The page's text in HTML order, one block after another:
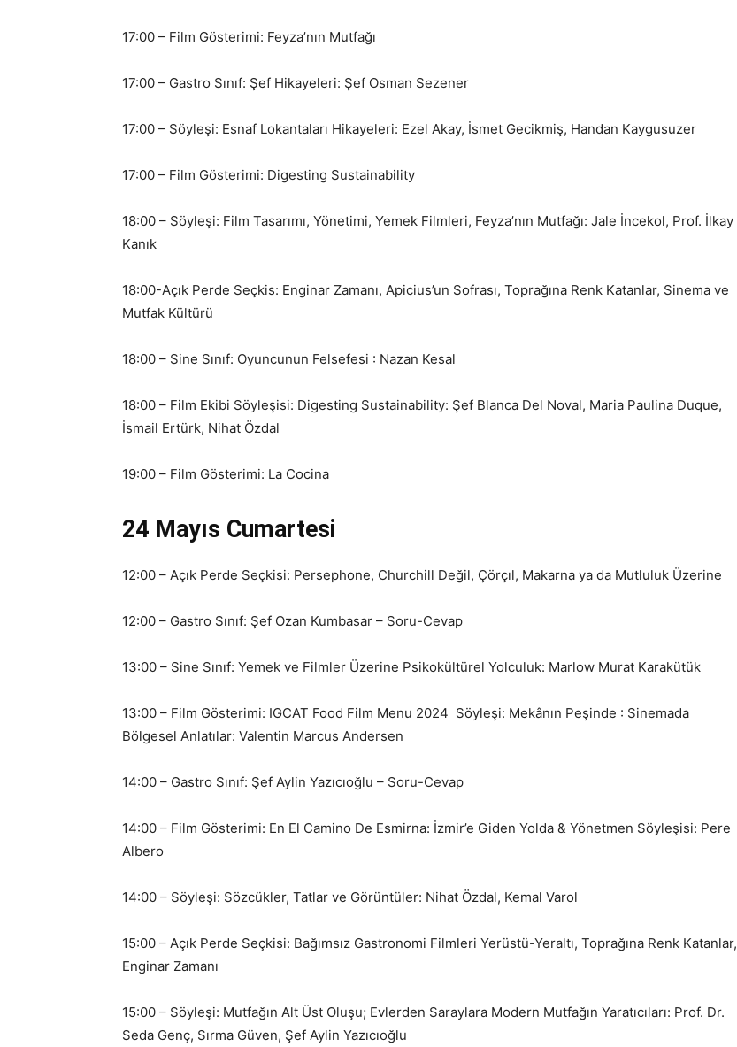
17:00 – Film Gösterimi: Feyza’nın Mutfağı
17:00 – Gastro Sınıf: Şef Hikayeleri: Şef Osman Sezener
17:00 – Söyleşi: Esnaf Lokantaları Hikayeleri: Ezel Akay, İsmet Gecikmiş, Handan Kaygusuzer
17:00 – Film Gösterimi: Digesting Sustainability
18:00 – Söyleşi: Film Tasarımı, Yönetimi, Yemek Filmleri, Feyza’nın Mutfağı: Jale İncekol, Prof. İlkay
Kanık
18:00-Açık Perde Seçkis: Enginar Zamanı, Apicius’un Sofrası, Toprağına Renk Katanlar, Sinema ve
Mutfak Kültürü
18:00 – Sine Sınıf: Oyuncunun Felsefesi : Nazan Kesal
18:00 – Film Ekibi Söyleşisi: Digesting Sustainability: Şef Blanca Del Noval, Maria Paulina Duque,
İsmail Ertürk, Nihat Özdal
19:00 – Film Gösterimi: La Cocina
24 Mayıs Cumartesi
12:00 – Açık Perde Seçkisi: Persephone, Churchill Değil, Çörçıl, Makarna ya da Mutluluk Üzerine
12:00 – Gastro Sınıf: Şef Ozan Kumbasar – Soru-Cevap
13:00 – Sine Sınıf: Yemek ve Filmler Üzerine Psikokültürel Yolculuk: Marlow Murat Karakütük
13:00 – Film Gösterimi: IGCAT Food Film Menu 2024 Söyleşi: Mekânın Peşinde : Sinemada
Bölgesel Anlatılar: Valentin Marcus Andersen
14:00 – Gastro Sınıf: Şef Aylin Yazıcıoğlu – Soru-Cevap
14:00 – Film Gösterimi: En El Camino De Esmirna: İzmir’e Giden Yolda & Yönetmen Söyleşisi: Pere
Albero
14:00 – Söyleşi: Sözcükler, Tatlar ve Görüntüler: Nihat Özdal, Kemal Varol
15:00 – Açık Perde Seçkisi: Bağımsız Gastronomi Filmleri Yerüstü-Yeraltı, Toprağına Renk Katanlar,
Enginar Zamanı
15:00 – Söyleşi: Mutfağın Alt Üst Oluşu; Evlerden Saraylara Modern Mutfağın Yaratıcıları: Prof. Dr.
Seda Genç, Sırma Güven, Şef Aylin Yazıcıoğlu